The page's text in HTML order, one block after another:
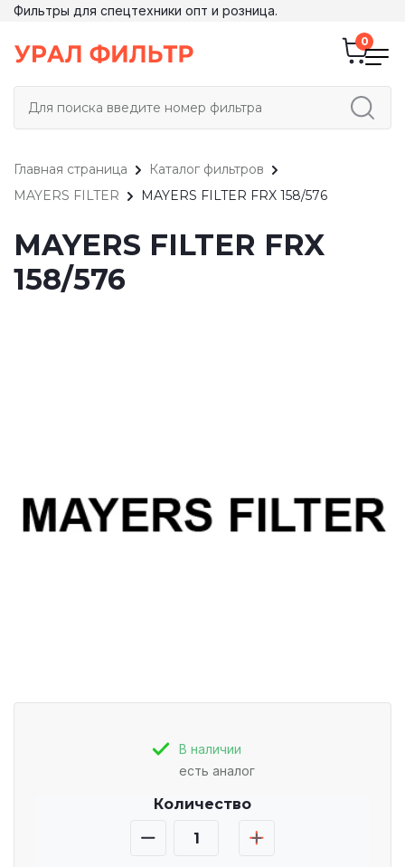
Фильтры для спецтехники опт и розница.
Главная страница
Каталог фильтров
MAYERS FILTER
MAYERS FILTER FRX 158/576
MAYERS FILTER FRX
158/576
В наличии
есть аналог
Количество